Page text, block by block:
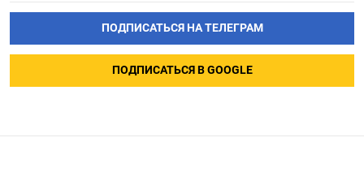
ПОДПИСАТЬСЯ НА ТЕЛЕГРАМ
ПОДПИСАТЬСЯ В GOOGLE